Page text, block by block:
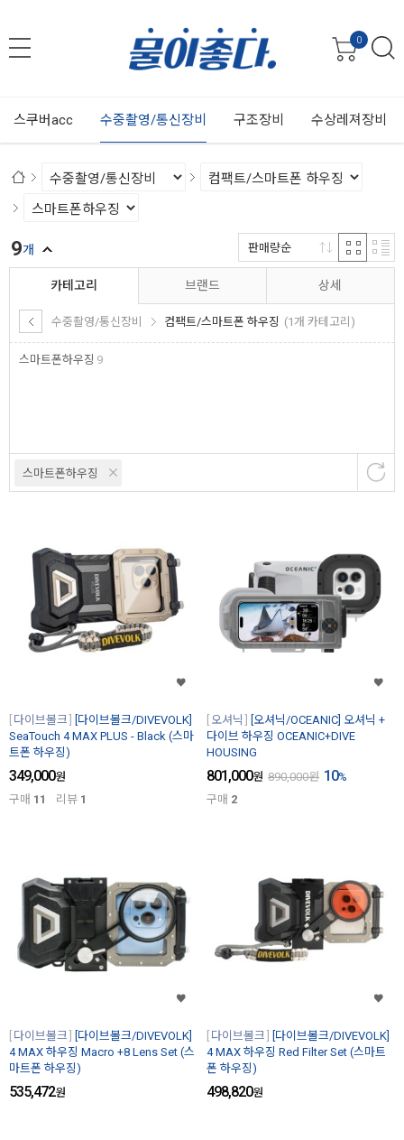
0
스쿠버acc 수중촬영/통신장비 구조장비 수상레져장비
카테고리
수중촬영/통신장비 컴팩트/스마트폰 하우징 (1개 카테고리)
스마트폰하우징 9
브랜드 상세
스마트폰하우징
9개 판매량순
다이브볼크
[다이브볼크/DIVEVOLK]
SeaTouch 4 MAX PLUS - Black (스마
트폰 하우징)
349,000원
구매 11 리뷰 1
오셔닉
[오셔닉/OCEANIC] 오셔닉 +
다이브 하우징 OCEANIC+DIVE
HOUSING
801,000원 890,000원 10%
구매 2
다이브볼크
[다이브볼크/DIVEVOLK]
4 MAX 하우징 Macro +8 Lens Set (스
마트폰 하우징)
535,472원
다이브볼크
[다이브볼크/DIVEVOLK]
4 MAX 하우징 Red Filter Set (스마트
폰 하우징)
498,820원